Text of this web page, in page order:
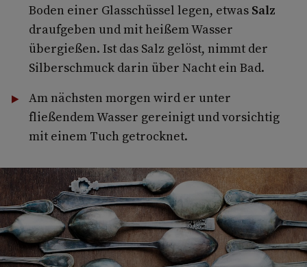
Boden einer Glasschüssel legen, etwas Salz
draufgeben und mit heißem Wasser
übergießen. Ist das Salz gelöst, nimmt der
Silberschmuck darin über Nacht ein Bad.
Am nächsten morgen wird er unter
fließendem Wasser gereinigt und vorsichtig
mit einem Tuch getrocknet.